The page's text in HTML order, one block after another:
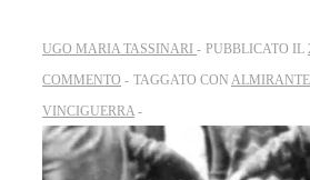
UGO MARIA TASSINARI PUBBLICATO IL
COMMENTO
TAGGATO CON ALMIRANTE
VINCIGUERRA